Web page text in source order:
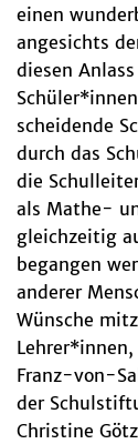
einen
angesichts
diesen
scheidende
durch das
die
als Mathe-
gleichzeitig
begangen
anderer
Wünsche
Franz-von-
der
Christine